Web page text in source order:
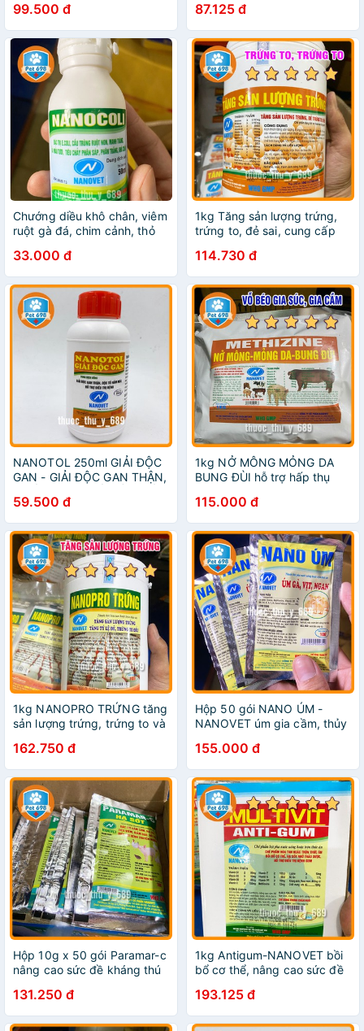
99.500 đ 87.125 đ
Chướng diều khô chân, viêm
ruột gà đá, chim cảnh, thỏ
Gà, Vịt, Cút.
33.000 đ
1kg Tăng sản lượng trứng,
trứng to, đẻ sai, cung cấp
nuôi PET-698
114.730 đ
NANOTOL 250ml GIẢI ĐỘC
GAN - GIẢI ĐỘC GAN THẬN,
PET-698
59.500 đ
1kg NỞ MÔNG MỎNG DA
BUNG ĐÙI hỗ trợ hấp thụ
kháng PET-698
115.000 đ
1kg NANOPRO TRỨNG tăng
sản lượng trứng, trứng to và
162.750 đ
Hộp 50 gói NANO ÚM -
NANOVET úm gia cầm, thủy
155.000 đ
Hộp 10g x 50 gói Paramar-c
nâng cao sức đề kháng thú
131.250 đ
1kg Antigum-NANOVET bồi
bổ cơ thể, nâng cao sức đề
PET-698
193.125 đ